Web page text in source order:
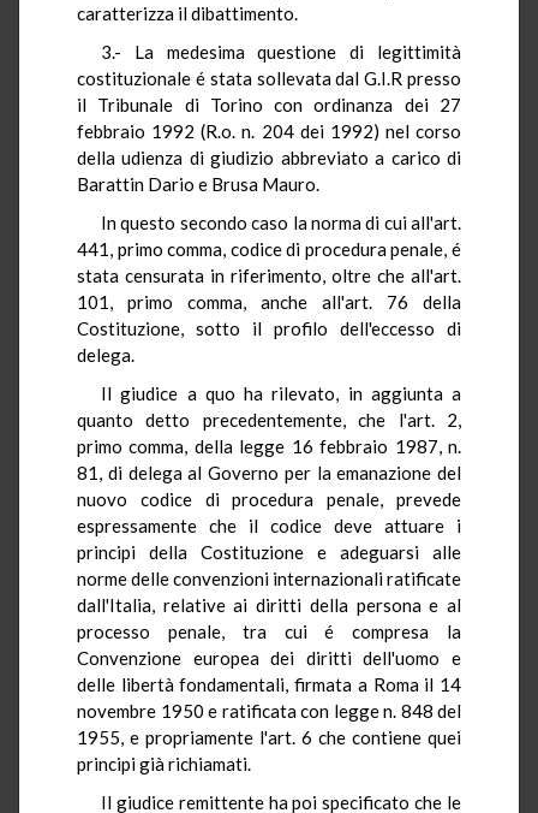
caratterizza il dibattimento.
3.- La medesima questione di legittimità
costituzionale é stata sollevata dal G.I.R presso
il Tribunale di Torino con ordinanza dei 27
febbraio 1992 (R.o. n. 204 dei 1992) nel corso
della udienza di giudizio abbreviato a carico di
Barattin Dario e Brusa Mauro.
In questo secondo caso la norma di cui all'art.
441, primo comma, codice di procedura penale, é
stata censurata in riferimento, oltre che all'art.
101, primo comma, anche all'art. 76 della
Costituzione, sotto il profilo dell'eccesso di
delega.
Il giudice a quo ha rilevato, in aggiunta a
quanto detto precedentemente, che l'art. 2,
primo comma, della legge 16 febbraio 1987, n.
81, di delega al Governo per la emanazione del
nuovo codice di procedura penale, prevede
espressamente che il codice deve attuare i
principi della Costituzione e adeguarsi alle
norme delle convenzioni internazionali ratificate
dall'Italia, relative ai diritti della persona e al
processo penale, tra cui é compresa la
Convenzione europea dei diritti dell'uomo e
delle libertà fondamentali, firmata a Roma il 14
novembre 1950 e ratificata con legge n. 848 del
1955, e propriamente l'art. 6 che contiene quei
principi già richiamati.
Il giudice remittente ha poi specificato che le